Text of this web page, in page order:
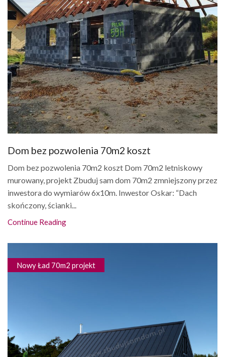
Dom bez pozwolenia 70m2 koszt
Dom bez pozwolenia 70m2 koszt Dom 70m2 letniskowy
murowany, projekt Zbuduj sam dom 70m2 zmniejszony przez
inwestora do wymiarów 6x10m. Inwestor Oskar: “Dach
skończony, ścianki...
Continue Reading
Nowy Ład 70m2 projekt